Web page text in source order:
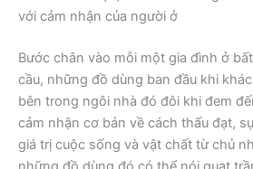
với cảm nhận của người ở
Bước chân vào mỗi một gia đình ở
cầu, những đồ dùng ban đầu khi
bên trong ngôi nhà đó đôi khi đem
cảm nhận cơ bản về cách thấu đạt,
giá trị cuộc sống và vật chất từ chủ